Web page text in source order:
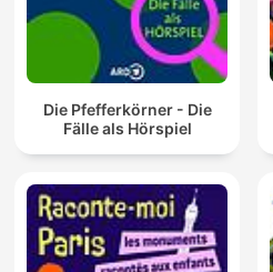
Die Pfefferkörner - Die
Fälle als Hörspiel